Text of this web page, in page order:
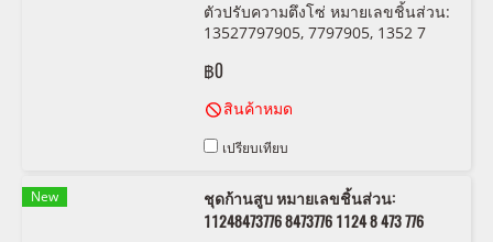
ตัวปรับความตึงโซ่ หมายเลขชิ้นส่วน:
13527797905, 7797905, 1352 7
฿0
สินค้าหมด
เปรียบเทียบ
New
ชุดก้านสูบ หมายเลขชิ้นส่วน:
11248473776 8473776 1124 8 473 776